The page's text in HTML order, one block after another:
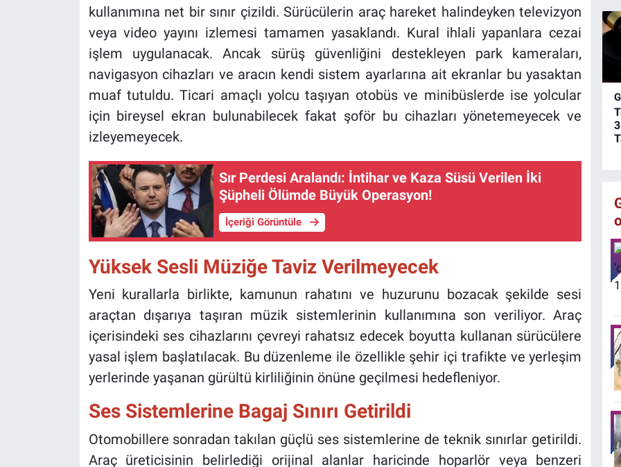
kullanımına net bir sınır çizildi. Sürücülerin araç hareket halindeyken televizyon
veya video yayını izlemesi tamamen yasaklandı. Kural ihlali yapanlara cezai
işlem uygulanacak. Ancak sürüş güvenliğini destekleyen park kameraları,
navigasyon cihazları ve aracın kendi sistem ayarlarına ait ekranlar bu yasaktan
muaf tutuldu. Ticari amaçlı yolcu taşıyan otobüs ve minibüslerde ise yolcular
için bireysel ekran bulunabilecek fakat şoför bu cihazları yönetemeyecek ve
izleyemeyecek.
Sır Perdesi Aralandı: İntihar ve Kaza Süsü Verilen İki
Şüpheli Ölümde Büyük Operasyon!
İçeriği Görüntüle
Yüksek Sesli Müziğe Taviz Verilmeyecek
Yeni kurallarla birlikte, kamunun rahatını ve huzurunu bozacak şekilde sesi
araçtan dışarıya taşıran müzik sistemlerinin kullanımına son veriliyor. Araç
içerisindeki ses cihazlarını çevreyi rahatsız edecek boyutta kullanan sürücülere
yasal işlem başlatılacak. Bu düzenleme ile özellikle şehir içi trafikte ve yerleşim
yerlerinde yaşanan gürültü kirliliğinin önüne geçilmesi hedefleniyor.
Ses Sistemlerine Bagaj Sınırı Getirildi
Otomobillere sonradan takılan güçlü ses sistemlerine de teknik sınırlar getirildi.
Araç üreticisinin belirlediği orijinal alanlar haricinde hoparlör veya benzeri